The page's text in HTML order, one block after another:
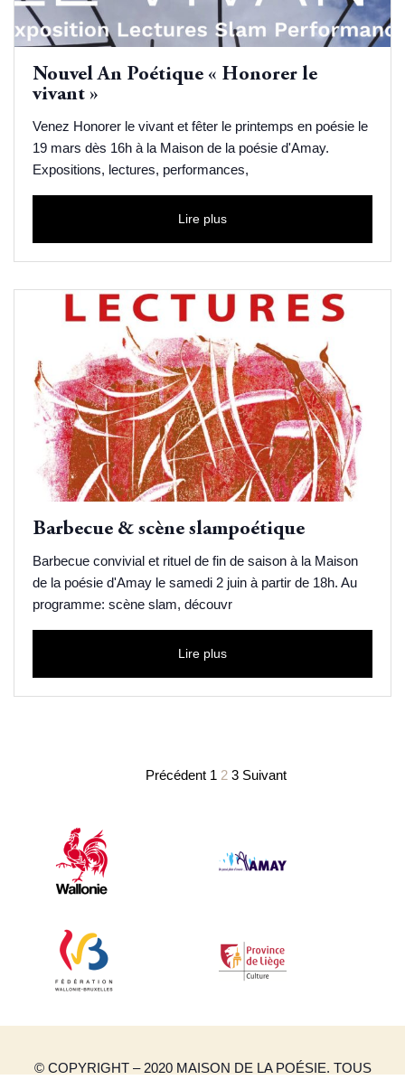
Nouvel An Poétique « Honorer le
vivant »
Venez Honorer le vivant et fêter le printemps en poésie le
19 mars dès 16h à la Maison de la poésie d'Amay.
Expositions, lectures, performances,
Lire plus
Barbecue & scène slampoétique
Barbecue convivial et rituel de fin de saison à la Maison
de la poésie d'Amay le samedi 2 juin à partir de 18h. Au
programme: scène slam, découvr
Lire plus
Précédent 1 2 3 Suivant
© COPYRIGHT – 2020 MAISON DE LA POÉSIE. TOUS